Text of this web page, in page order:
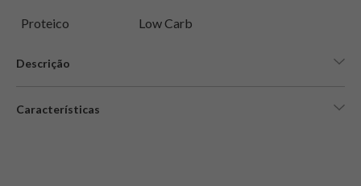
Proteico Low Carb
Descrição
Características